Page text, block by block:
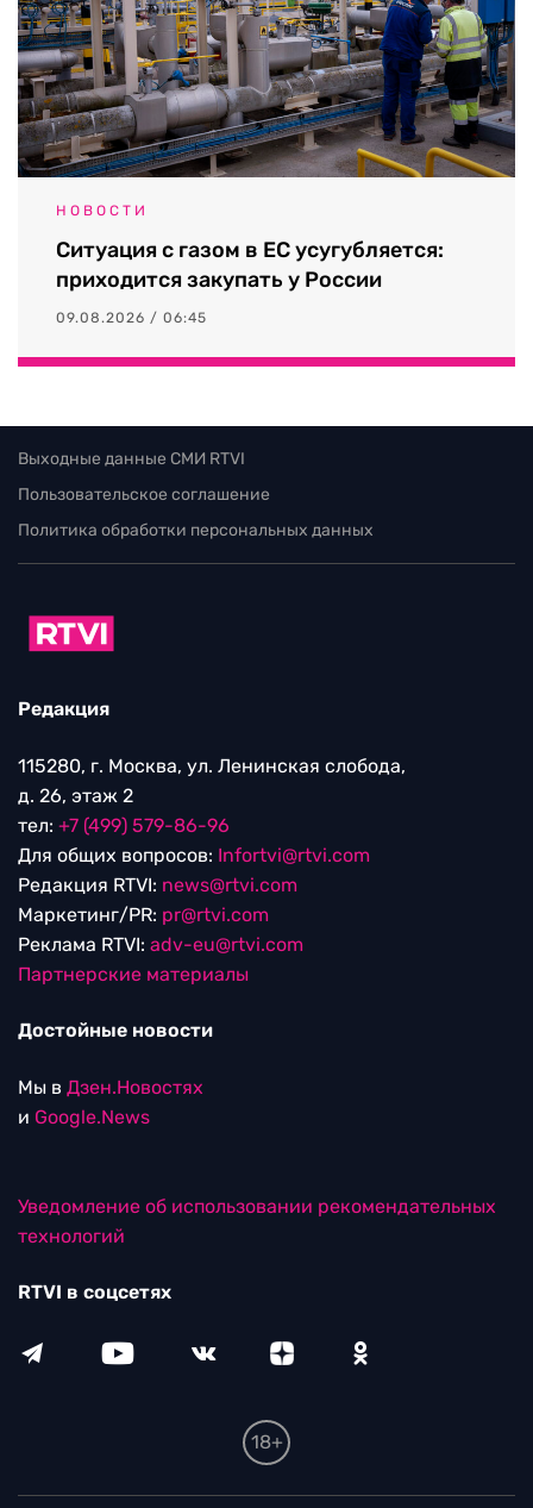
НОВОСТИ
Ситуация с газом в ЕС усугубляется:
приходится закупать у России
09.08.2026 / 06:45
Выходные данные СМИ RTVI
Пользовательское соглашение
Политика обработки персональных данных
Редакция
115280, г. Москва, ул. Ленинская слобода,
д. 26, этаж 2
тел: +7 (499) 579-86-96
Для общих вопросов: Infortvi@rtvi.com
Редакция RTVI: news@rtvi.com
Маркетинг/PR: pr@rtvi.com
Реклама RTVI: adv-eu@rtvi.com
Партнерские материалы
Достойные новости
Мы в Дзен.Новостях
и Google.News
Уведомление об использовании рекомендательных
технологий
RTVI в соцсетях
18+